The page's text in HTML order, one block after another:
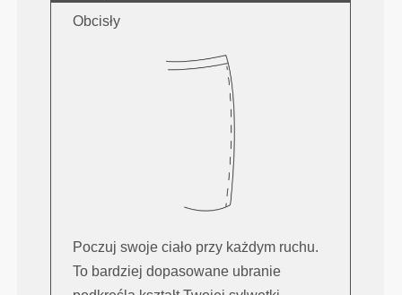
Obcisły
Poczuj swoje ciało przy każdym ruchu.
To bardziej dopasowane ubranie